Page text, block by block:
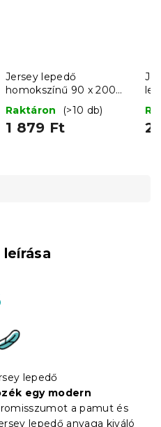
Jersey lepedő
homokszínű 90 x 200
cm
Raktáron (>10 db)
1 879 Ft 2
lepedő
egy modern
a pamut és
lepedő anyaga kiváló